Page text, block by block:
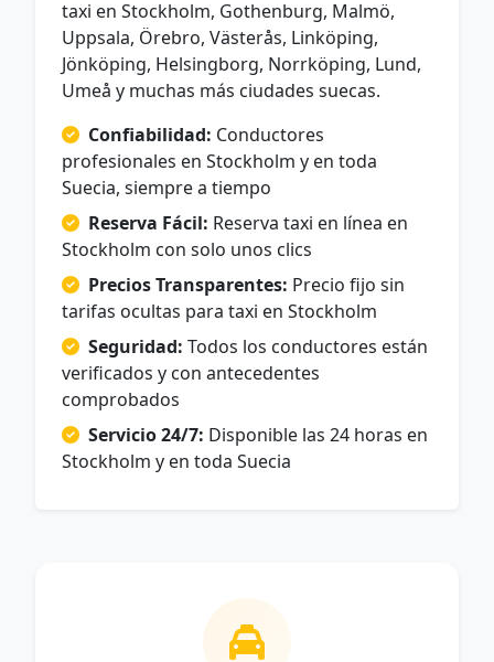
taxi en Stockholm, Gothenburg, Malmö,
Uppsala, Örebro, Västerås, Linköping,
Jönköping, Helsingborg, Norrköping, Lund,
Umeå y muchas más ciudades suecas.
Confiabilidad: Conductores
profesionales en Stockholm y en toda
Suecia, siempre a tiempo
Reserva Fácil: Reserva taxi en línea en
Stockholm con solo unos clics
Precios Transparentes: Precio fijo sin
tarifas ocultas para taxi en Stockholm
Seguridad: Todos los conductores están
verificados y con antecedentes
comprobados
Servicio 24/7: Disponible las 24 horas en
Stockholm y en toda Suecia